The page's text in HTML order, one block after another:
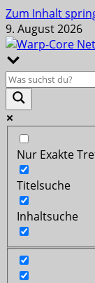
Zum Inhalt
9. August 2026
Nur Exakte
Titelsuche
Inhaltsuche